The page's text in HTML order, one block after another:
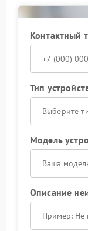
Контактный
Тип
Выберите
Модель
Описание